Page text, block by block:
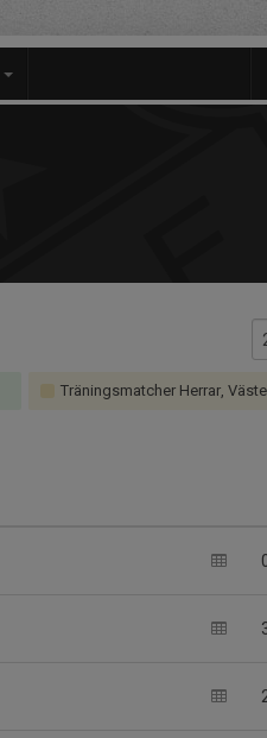
Träningsmatcher Herrar,